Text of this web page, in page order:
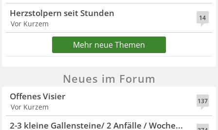
14
Herzstolpern seit Stunden
Vor Kurzem
Mehr neue Themen
Neues im Forum
137
Offenes Visier
Vor Kurzem
2-3 kleine Gallensteine/ 2 Anfälle / Woche...